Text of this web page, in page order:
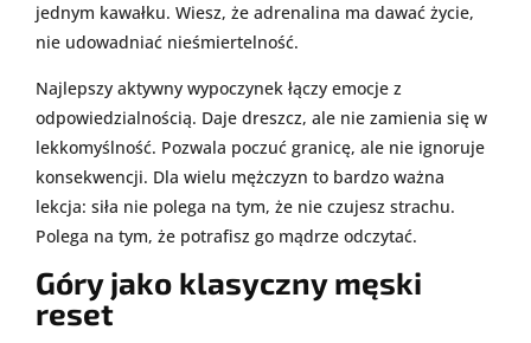
jednym kawałku. Wiesz, że adrenalina ma dawać życie,
nie udowadniać nieśmiertelność.
Najlepszy aktywny wypoczynek łączy emocje z
odpowiedzialnością. Daje dreszcz, ale nie zamienia się w
lekkomyślność. Pozwala poczuć granicę, ale nie ignoruje
konsekwencji. Dla wielu mężczyzn to bardzo ważna
lekcja: siła nie polega na tym, że nie czujesz strachu.
Polega na tym, że potrafisz go mądrze odczytać.
Góry jako klasyczny męski
reset